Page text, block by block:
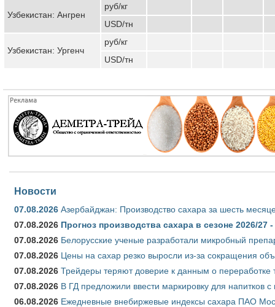
Узбекистан: Ангрен
руб/кг
USD/тн
Узбекистан: Ургенч
руб/кг
USD/тн
Новости
07.08.2026 Азербайджан: Производство сахара за шесть
07.08.2026 Прогноз производства сахара в сезоне 2026/
07.08.2026 Белорусские ученые разработали микробный
07.08.2026 Цены на сахар резко выросли из-за сокращения
07.08.2026 Трейдеры теряют доверие к данным о переработке
07.08.2026 В ГД предложили ввести маркировку для напитков
06.08.2026 Ежедневные внебиржевые индексы сахара ПАО